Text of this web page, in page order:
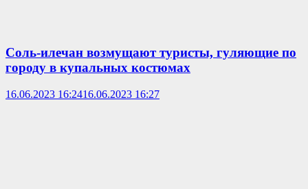
Соль-илечан возмущают туристы, гуляющие по
городу в купальных костюмах
16.06.2023 16:2416.06.2023 16:27